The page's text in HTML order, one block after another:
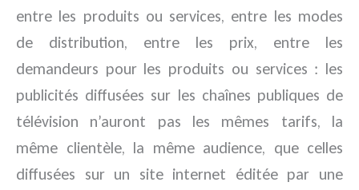
entre les produits ou services, entre les modes
de distribution, entre les prix, entre les
demandeurs pour les produits ou services : les
publicités diffusées sur les chaînes publiques de
télévision n’auront pas les mêmes tarifs, la
même clientèle, la même audience, que celles
diffusées sur un site internet éditée par une